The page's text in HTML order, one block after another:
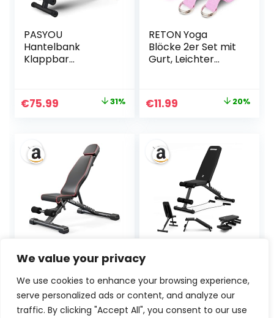
We value your privacy
We use cookies to enhance your browsing experience,
serve personalized ads or content, and analyze our
traffic. By clicking "Accept All", you consent to our use
PASYOU
Hantelbank
Klappbar
Schrägbank für
Fitnessbank für zu
Hause oder im
Fitnessstudio,
Gewichtskapazität
PA300
Ursprünglicher
€109.99
€75.99 Aktueller
€75.99.
31%
RETON Yoga
Blöcke 2er Set mit
Gurt, Leichter
Density Yoga
Block zum Dehnen,
Verbesserung der
Kraft und
Flexibilität
Ursprünglicher
€14.99
€11.99 Aktueller
€11.99.
20%
Hantelbank
Klappbar Für
Professionelles
Kraftraining,Schrä
gbank Hantelbank
Hantelbank mit
Expander-Seilen –
Verstellbare
Fitnessbank mit 6-